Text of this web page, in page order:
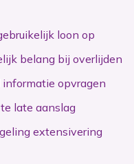
loon op
belang bij overlijden
opvragen
late aanslag
extensivering